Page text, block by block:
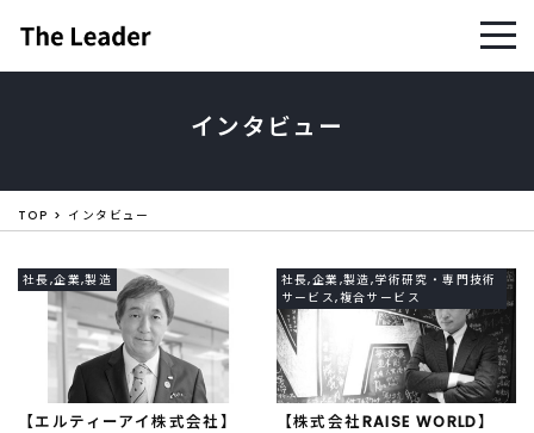
インタビュー
TOP インタビュー
社長,企業,製造
【エルティーアイ株式会社】
社長,企業,製造,学術研究・専門技術
サービス,複合サービス
【株式会社RAISE WORLD】